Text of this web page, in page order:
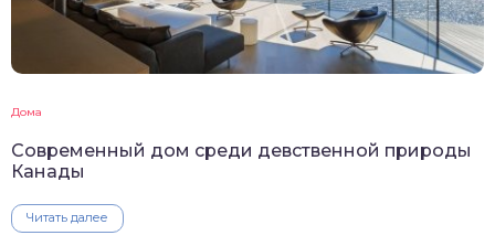
Дома
Современный дом среди девственной природы
Канады
Читать далее